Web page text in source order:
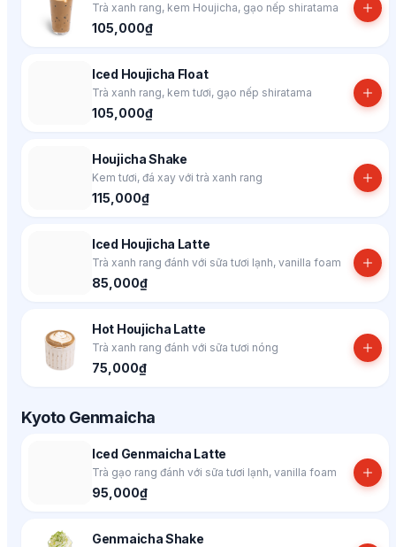
Trà xanh rang, kem Houjicha, gạo nếp shiratama
105,000₫
Iced Houjicha Float
Trà xanh rang, kem tươi, gạo nếp shiratama
105,000₫
Houjicha Shake
Kem tươi, đá xay với trà xanh rang
115,000₫
Iced Houjicha Latte
Trà xanh rang đánh với sữa tươi lạnh, vanilla foam
85,000₫
Hot Houjicha Latte
Trà xanh rang đánh với sữa tươi nóng
75,000₫
Kyoto Genmaicha
Iced Genmaicha Latte
Trà gạo rang đánh với sữa tươi lạnh, vanilla foam
95,000₫
Genmaicha Shake